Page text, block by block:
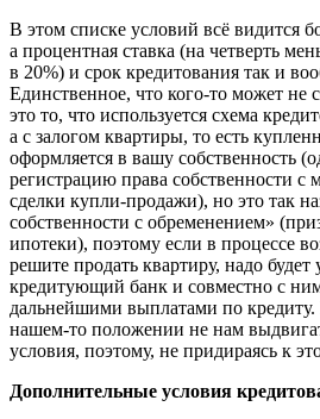
В этом списке условий всё видится
а процентная ставка (на четверть
в 20%) и срок кредитования так и
Единственное, что кого-то может не
это то, что используется схема
а с залогом квартиры, то есть
оформляется в вашу собственность
регистрацию права собственности с
сделки купли-продажи), но это так
собственности с обременением»
ипотеки), поэтому если в процессе
решите продать квартиру, надо будет
кредитующий банк и совместно с
дальнейшими выплатами по кредиту.
нашем-то положении не нам
условия, поэтому, не придираясь к
Дополнительные условия